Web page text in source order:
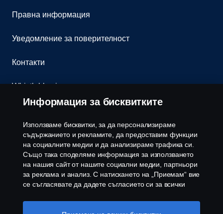
Правна информация
Уведомление за поверителност
Контакти
Whistleblowing
Бюлетин
Политика за бисквитки
Настройки на бисквитките
Информация за бисквитките
Използваме бисквитки, за да персонализираме
съдържанието и рекламите, да предоставим функции
на социалните медии и да анализираме трафика си.
Също така споделяме информация за използването
на нашия сайт от нашите социални медии, партньори
за реклама и анализ. С натискането на „Приемам“ вие
се съгласявате да дадете съгласието си за всички
споделя. Можете също така да управлявате своите